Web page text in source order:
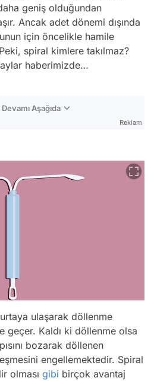
geniş olduğundan
Ancak adet dönemi dışında
için öncelikle hamile
spiral kimlere takılmaz?
haberimizde…
Aşağıda
Reklam
ulaşarak döllenme
geçer. Kaldı ki döllenme olsa
bozarak döllenen
engellemektedir. Spiral
olması gibi birçok avantaj